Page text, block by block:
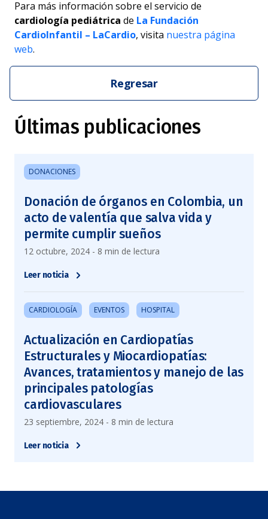
Para más información sobre el servicio de
cardiología pediátrica de La Fundación
CardioInfantil – LaCardio, visita nuestra página
web.
Regresar
Últimas publicaciones
DONACIONES
Donación de órganos en Colombia, un
acto de valentía que salva vida y
permite cumplir sueños
12 octubre, 2024 - 8 min de lectura
Leer noticia
CARDIOLOGÍA EVENTOS HOSPITAL
Actualización en Cardiopatías
Estructurales y Miocardiopatías:
Avances, tratamientos y manejo de las
principales patologías
cardiovasculares
23 septiembre, 2024 - 8 min de lectura
Leer noticia